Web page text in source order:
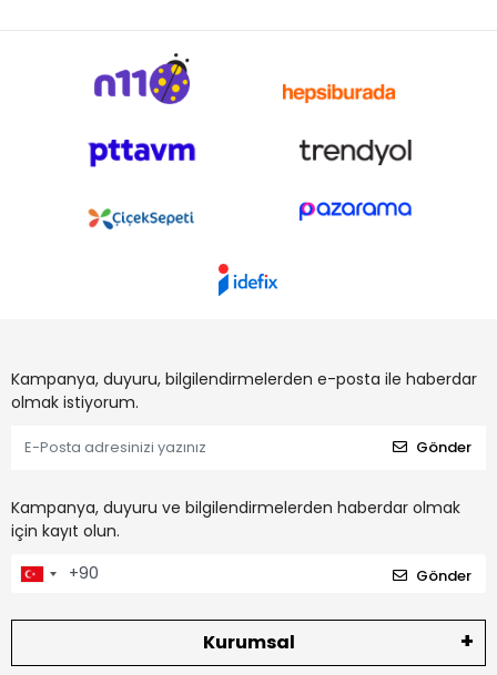
Kampanya, duyuru, bilgilendirmelerden e-posta ile haberdar
olmak istiyorum.
Gönder
Kampanya, duyuru ve bilgilendirmelerden haberdar olmak
için kayıt olun.
Gönder
Kurumsal